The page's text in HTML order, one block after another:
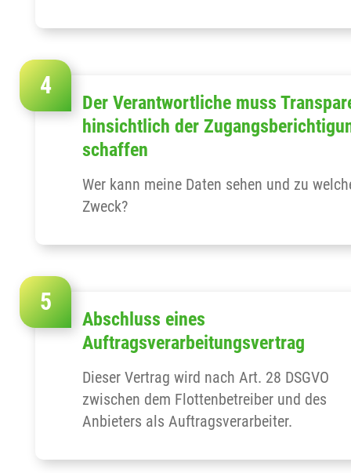
Der Verantwortliche muss
hinsichtlich der
schaffen
Wer kann meine Daten sehen und zu
Zweck?
Abschluss eines
Auftragsverarbeitungsvertrag
Dieser Vertrag wird nach Art. 28 DSGVO
zwischen dem Flottenbetreiber und des
Anbieters als Auftragsverarbeiter.